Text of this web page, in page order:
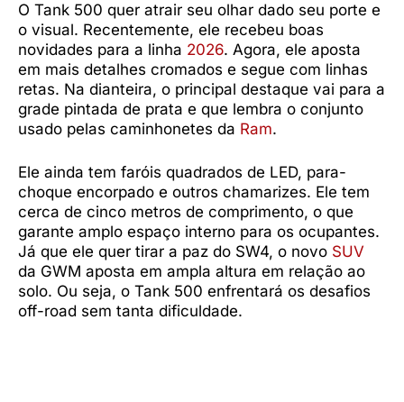
O Tank 500 quer atrair seu olhar dado seu porte e
o visual. Recentemente, ele recebeu boas
novidades para a linha 2026. Agora, ele aposta
em mais detalhes cromados e segue com linhas
retas. Na dianteira, o principal destaque vai para a
grade pintada de prata e que lembra o conjunto
usado pelas caminhonetes da Ram.
Ele ainda tem faróis quadrados de LED, para-
choque encorpado e outros chamarizes. Ele tem
cerca de cinco metros de comprimento, o que
garante amplo espaço interno para os ocupantes.
Já que ele quer tirar a paz do SW4, o novo SUV
da GWM aposta em ampla altura em relação ao
solo. Ou seja, o Tank 500 enfrentará os desafios
off-road sem tanta dificuldade.